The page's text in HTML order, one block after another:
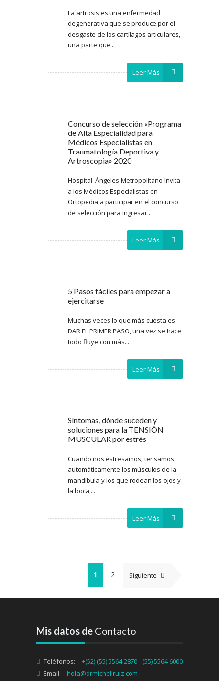
La artrosis es una enfermedad
degenerativa que se produce por el
desgaste de los cartílagos articulares,
una parte que...
Leer Más
Concurso de selección «Programa
de Alta Especialidad para
Médicos Especialistas en
Traumatología Deportiva y
Artroscopia» 2020
Hospital Ángeles Metropolitano Invita
a los Médicos Especialistas en
Ortopedia a participar en el concurso
de selección para ingresar...
Leer Más
5 Pasos fáciles para empezar a
ejercitarse
Muchas veces lo que más cuesta es
DAR EL PRIMER PASO, una vez se hace
todo fluye con más...
Leer Más
Síntomas, dónde suceden y
soluciones para la TENSIÓN
MUSCULAR por estrés
Cuando nos estresamos, tensamos
automáticamente los músculos de la
mandíbula y los que rodean los ojos y
la boca,...
Leer Más
1 2 Siguiente
Mis datos de Contacto
Teléfonos:
+(52) (55) 5564 2870 - (55) 5564 6000
Email:
hola@drmichellruiz.com